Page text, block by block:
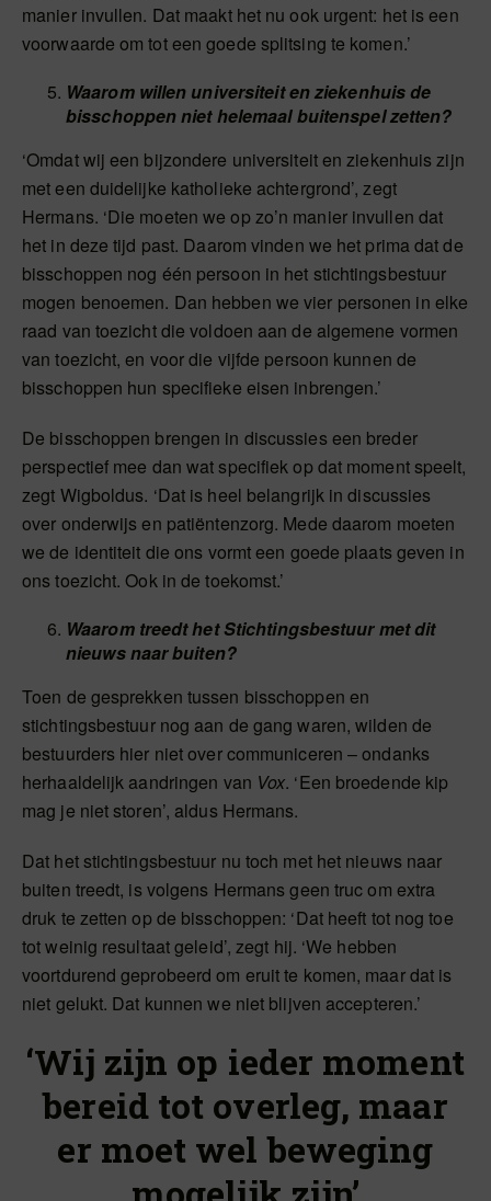
manier invullen. Dat maakt het nu ook urgent: het is een
voorwaarde om tot een goede splitsing te komen.’
Waarom willen universiteit en ziekenhuis de
bisschoppen niet helemaal buitenspel zetten?
‘Omdat wij een bijzondere universiteit en ziekenhuis zijn
met een duidelijke katholieke achtergrond’, zegt
Hermans. ‘Die moeten we op zo’n manier invullen dat
het in deze tijd past. Daarom vinden we het prima dat de
bisschoppen nog één persoon in het stichtingsbestuur
mogen benoemen. Dan hebben we vier personen in elke
raad van toezicht die voldoen aan de algemene vormen
van toezicht, en voor die vijfde persoon kunnen de
bisschoppen hun specifieke eisen inbrengen.’
De bisschoppen brengen in discussies een breder
perspectief mee dan wat specifiek op dat moment speelt,
zegt Wigboldus. ‘Dat is heel belangrijk in discussies
over onderwijs en patiëntenzorg. Mede daarom moeten
we de identiteit die ons vormt een goede plaats geven in
ons toezicht. Ook in de toekomst.’
Waarom treedt het Stichtingsbestuur met dit
nieuws naar buiten?
Toen de gesprekken tussen bisschoppen en
stichtingsbestuur nog aan de gang waren, wilden de
bestuurders hier niet over communiceren – ondanks
herhaaldelijk aandringen van Vox. ‘Een broedende kip
mag je niet storen’, aldus Hermans.
Dat het stichtingsbestuur nu toch met het nieuws naar
buiten treedt, is volgens Hermans geen truc om extra
druk te zetten op de bisschoppen: ‘Dat heeft tot nog toe
tot weinig resultaat geleid’, zegt hij. ‘We hebben
voortdurend geprobeerd om eruit te komen, maar dat is
niet gelukt. Dat kunnen we niet blijven accepteren.’
‘Wij zijn op ieder moment
bereid tot overleg, maar
er moet wel beweging